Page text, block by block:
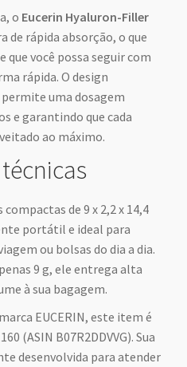
o Eucerin Hyaluron-Filler
de rápida absorção, o que
você possa seguir com
rápida. O design
uma dosagem
e garantindo que cada
ao máximo.
de 9 x 2,2 x 14,4
portátil e ideal para
ou bolsas do dia a dia.
9 g, ele entrega alta
à sua bagagem.
EUCERIN, este item é
(ASIN B07R2DDVVG). Sua
desenvolvida para atender